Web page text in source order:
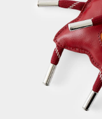
Новинки
Популярное
Женские сумки